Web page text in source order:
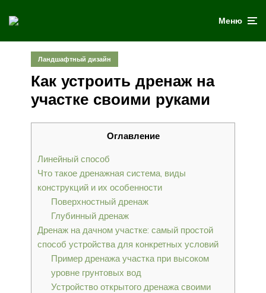
Меню
Ландшафтный дизайн
Как устроить дренаж на
участке своими руками
Оглавление
Линейный способ
Что такое дренажная система, виды
конструкций и их особенности
Поверхностный дренаж
Глубинный дренаж
Дренаж на дачном участке: самый простой
способ устройства для конкретных условий
Пример дренажа участка при высоком
уровне грунтовых вод
Устройство открытого дренажа своими